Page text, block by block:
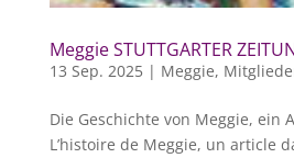
Meggie STUTTGARTER
13 Sep. 2025| Meggie,
Die Geschichte von Meggie, ein
L’histoire de Meggie, un article